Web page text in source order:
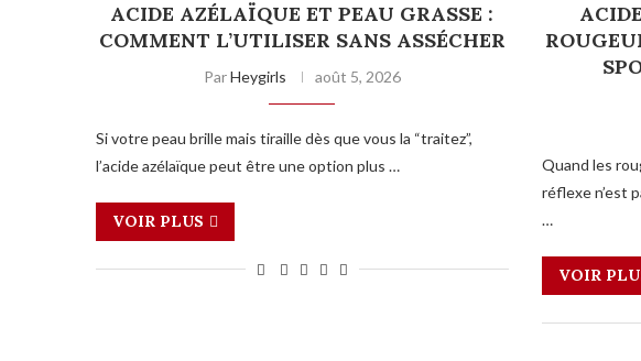
ACIDE AZÉLAÏQUE ET PEAU GRASSE :
COMMENT L’UTILISER SANS ASSÉCHER
ParHeygirls août 5, 2026
Si votre peau brille mais tiraille dès que vous la “traitez”,
l’acide azélaïque peut être une option plus …
VOIR PLUS
Quand les
réflexe n’est
…
VOIR